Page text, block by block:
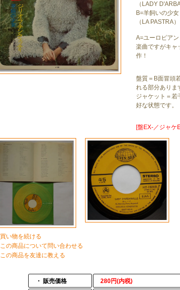
（LADY
B=羊飼いの少女
（LA PASTRA）
A=ユーロピア
楽曲ですがキャ
作！
盤質＝B面冒頭
れる部分ありま
ジャケット＝若
好な状態です。
[盤EX-／ジャケ
買い物を続ける
この商品について問い合わせる
この商品を友達に教える
・ 販売価格 280円(内税)